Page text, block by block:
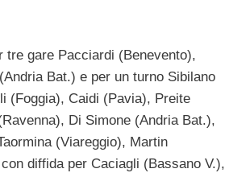
gare Pacciardi (Benevento),
Bat.) e per un turno Sibilano
(Foggia), Caidi (Pavia), Preite
Di Simone (Andria Bat.),
(Viareggio), Martin
diffida per Caciagli (Bassano V.),